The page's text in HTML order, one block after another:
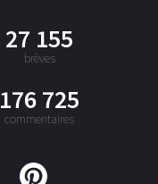
27 155
brèves
176 725
commentaires